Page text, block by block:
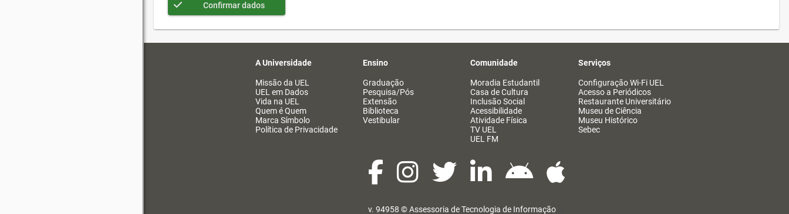
Confirmar dados
A Universidade
Missão da UEL
UEL em Dados
Vida na UEL
Quem é Quem
Marca Símbolo
Política de Privacidade
Ensino
Graduação
Pesquisa/Pós
Extensão
Biblioteca
Vestibular
Comunidade
Moradia Estudantil
Casa de Cultura
Inclusão Social
Acessibilidade
Atividade Física
TV UEL
UEL FM
Serviços
Configuração Wi-Fi UEL
Acesso a Periódicos
Restaurante Universitário
Museu de Ciência
Museu Histórico
Sebec
v. 94958 ©Assessoria de Tecnologia de Informação